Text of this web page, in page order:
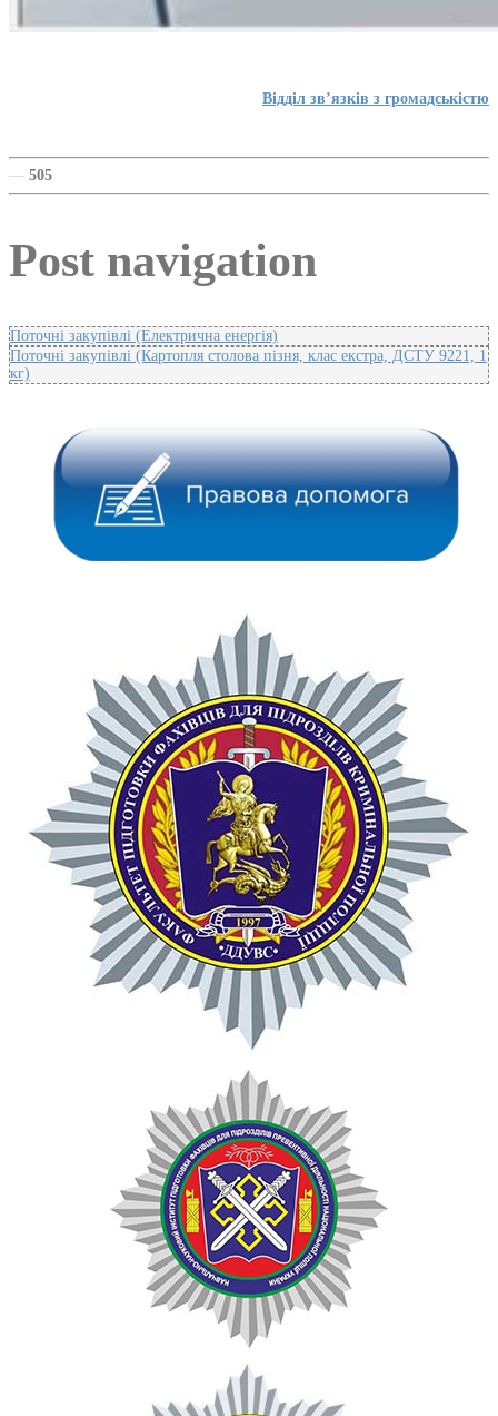
Відділ зв’язків з громадськістю
— 505
Post navigation
Поточні закупівлі (Електрична енергія)
Поточні закупівлі (Картопля столова пізня, клас екстра, ДСТУ 9221, 1
кг)